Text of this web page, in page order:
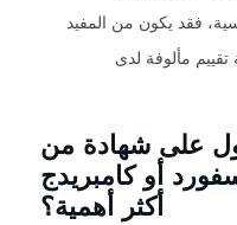
فقد يكون من المفيد
مألوفة لدى
على شهادة من
أو كامبريدج
أكثر أهمية؟